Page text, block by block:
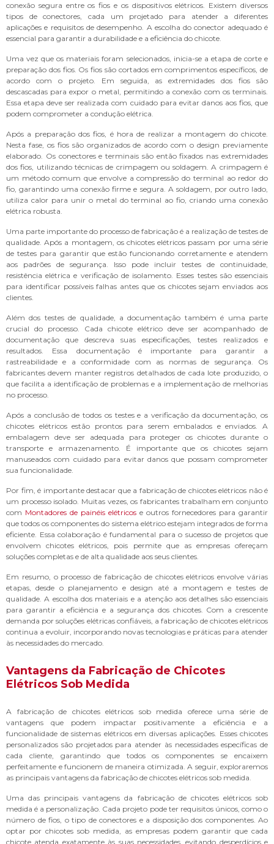
conexão segura entre os fios e os dispositivos elétricos. Existem diversos
tipos de conectores, cada um projetado para atender a diferentes
aplicações e requisitos de desempenho. A escolha do conector adequado é
essencial para garantir a durabilidade e a eficiência do chicote.
Uma vez que os materiais foram selecionados, inicia-se a etapa de corte e
preparação dos fios. Os fios são cortados em comprimentos específicos, de
acordo com o projeto. Em seguida, as extremidades dos fios são
descascadas para expor o metal, permitindo a conexão com os terminais.
Essa etapa deve ser realizada com cuidado para evitar danos aos fios, que
podem comprometer a condução elétrica.
Após a preparação dos fios, é hora de realizar a montagem do chicote.
Nesta fase, os fios são organizados de acordo com o design previamente
elaborado. Os conectores e terminais são então fixados nas extremidades
dos fios, utilizando técnicas de crimpagem ou soldagem. A crimpagem é
um método comum que envolve a compressão do terminal ao redor do
fio, garantindo uma conexão firme e segura. A soldagem, por outro lado,
utiliza calor para unir o metal do terminal ao fio, criando uma conexão
elétrica robusta.
Uma parte importante do processo de fabricação é a realização de testes de
qualidade. Após a montagem, os chicotes elétricos passam por uma série
de testes para garantir que estão funcionando corretamente e atendem
aos padrões de segurança. Isso pode incluir testes de continuidade,
resistência elétrica e verificação de isolamento. Esses testes são essenciais
para identificar possíveis falhas antes que os chicotes sejam enviados aos
clientes.
Além dos testes de qualidade, a documentação também é uma parte
crucial do processo. Cada chicote elétrico deve ser acompanhado de
documentação que descreva suas especificações, testes realizados e
resultados. Essa documentação é importante para garantir a
rastreabilidade e a conformidade com as normas de segurança. Os
fabricantes devem manter registros detalhados de cada lote produzido, o
que facilita a identificação de problemas e a implementação de melhorias
no processo.
Após a conclusão de todos os testes e a verificação da documentação, os
chicotes elétricos estão prontos para serem embalados e enviados. A
embalagem deve ser adequada para proteger os chicotes durante o
transporte e armazenamento. É importante que os chicotes sejam
manuseados com cuidado para evitar danos que possam comprometer
sua funcionalidade.
Por fim, é importante destacar que a fabricação de chicotes elétricos não é
um processo isolado. Muitas vezes, os fabricantes trabalham em conjunto
com Montadores de painéis elétricos e outros fornecedores para garantir
que todos os componentes do sistema elétrico estejam integrados de forma
eficiente. Essa colaboração é fundamental para o sucesso de projetos que
envolvem chicotes elétricos, pois permite que as empresas ofereçam
soluções completas e de alta qualidade aos seus clientes.
Em resumo, o processo de fabricação de chicotes elétricos envolve várias
etapas, desde o planejamento e design até a montagem e testes de
qualidade. A escolha dos materiais e a atenção aos detalhes são essenciais
para garantir a eficiência e a segurança dos chicotes. Com a crescente
demanda por soluções elétricas confiáveis, a fabricação de chicotes elétricos
continua a evoluir, incorporando novas tecnologias e práticas para atender
às necessidades do mercado.
Vantagens da Fabricação de Chicotes
Elétricos Sob Medida
A fabricação de chicotes elétricos sob medida oferece uma série de
vantagens que podem impactar positivamente a eficiência e a
funcionalidade de sistemas elétricos em diversas aplicações. Esses chicotes
personalizados são projetados para atender às necessidades específicas de
cada cliente, garantindo que todos os componentes se encaixem
perfeitamente e funcionem de maneira otimizada. A seguir, exploraremos
as principais vantagens da fabricação de chicotes elétricos sob medida.
Uma das principais vantagens da fabricação de chicotes elétricos sob
medida é a personalização. Cada projeto pode ter requisitos únicos, como o
número de fios, o tipo de conectores e a disposição dos componentes. Ao
optar por chicotes sob medida, as empresas podem garantir que cada
chicote atenda exatamente às suas necessidades, evitando desperdícios e